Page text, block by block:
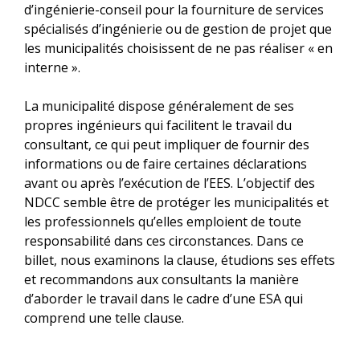
d’ingénierie-conseil pour la fourniture de services
spécialisés d’ingénierie ou de gestion de projet que
les municipalités choisissent de ne pas réaliser « en
interne ».
La municipalité dispose généralement de ses
propres ingénieurs qui facilitent le travail du
consultant, ce qui peut impliquer de fournir des
informations ou de faire certaines déclarations
avant ou après l’exécution de l’EES. L’objectif des
NDCC semble être de protéger les municipalités et
les professionnels qu’elles emploient de toute
responsabilité dans ces circonstances. Dans ce
billet, nous examinons la clause, étudions ses effets
et recommandons aux consultants la manière
d’aborder le travail dans le cadre d’une ESA qui
comprend une telle clause.